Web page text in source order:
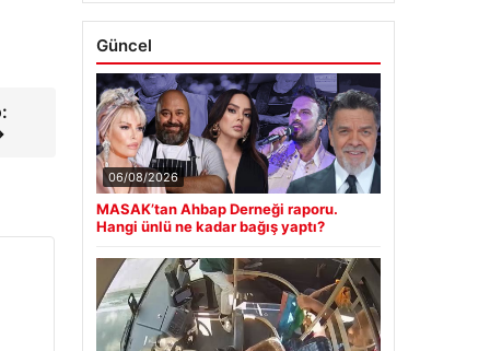
Güncel
06/08/2026
MASAK’tan Ahbap Derneği raporu.
Hangi ünlü ne kadar bağış yaptı?